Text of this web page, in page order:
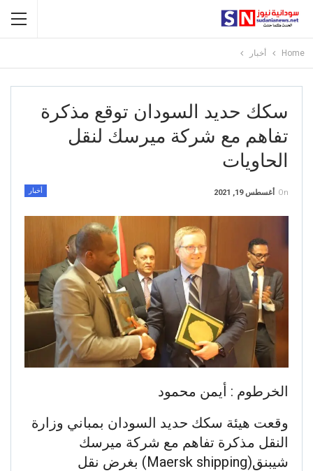
Home أخبار
سكك حديد السودان توقع مذكرة
تفاهم مع شركة ميرسك لنقل
الحاويات
أخبار On أغسطس 19, 2021
الخرطوم : أيمن محمود
وقعت هيئة سكك حديد السودان بمباني وزارة
النقل مذكرة تفاهم مع شركة ميرسك
شيبنق(Maersk shipping) بغرض نقل